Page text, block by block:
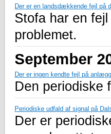
Der er en landsdækkende fejl på
Stofa har en
problemet.
September
Der er ingen kendte fejl på
Den periodiske
Periodiske udfald af signal på
Der er